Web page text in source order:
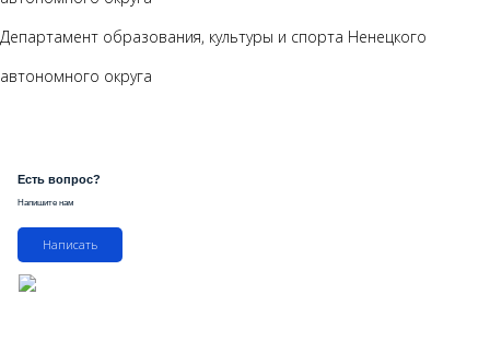
Департамент образования, культуры и спорта Ненецкого
автономного округа
Есть вопрос?
Напишите нам
Написать